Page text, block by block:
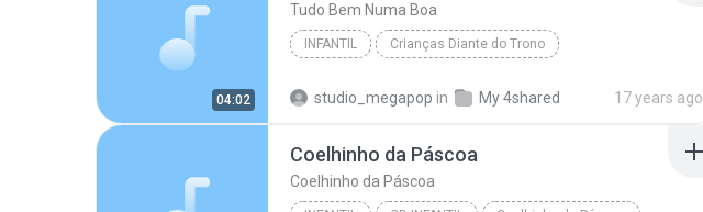
04:02
Tudo Bem Numa Boa
INFANTIL Crianças Diante do Trono
studio_megapop in My 4shared 17 years ago
Coelhinho da Páscoa
Coelhinho da Páscoa